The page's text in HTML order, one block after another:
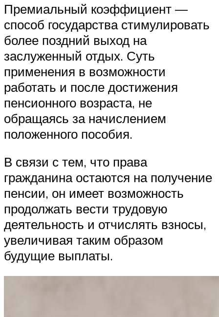
Премиальный коэффициент —
способ государства стимулировать
более поздний выход на
заслуженный отдых. Суть
применения в возможности
работать и после достижения
пенсионного возраста, не
обращаясь за начислением
положенного пособия.
В связи с тем, что права
гражданина остаются на получение
пенсии, он имеет возможность
продолжать вести трудовую
деятельность и отчислять взносы,
увеличивая таким образом
будущие выплаты.